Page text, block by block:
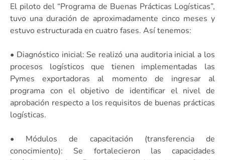
El piloto del “Programa de Buenas Prácticas Logísticas”,
tuvo una duración de aproximadamente cinco meses y
estuvo estructurada en cuatro fases. Así tenemos:
• Diagnóstico inicial: Se realizó una auditoria inicial a los
procesos logísticos que tienen implementadas las
Pymes exportadoras al momento de ingresar al
programa con el objetivo de identificar el nivel de
aprobación respecto a los requisitos de buenas prácticas
logísticas.
• Módulos de capacitación (transferencia de
conocimiento): Se fortalecieron las capacidades